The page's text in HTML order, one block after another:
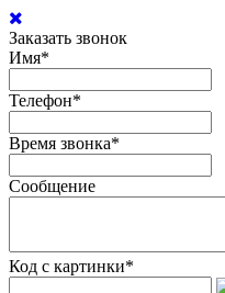
Заказать звонок
Имя*
Телефон*
Время звонка*
Сообщение
Код с картинки*